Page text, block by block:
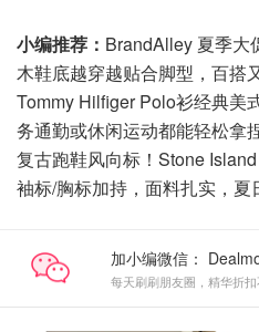
小编推荐： BrandAlley 夏季大
木鞋底越穿越贴合脚型，百搭
Tommy Hilfiger Polo衫经典美
务通勤或休闲运动都能轻松拿
复古跑鞋风向标！Stone
袖标/胸标加持，面料扎实，夏
加小编微信：
每天刷刷朋友圈，精华折